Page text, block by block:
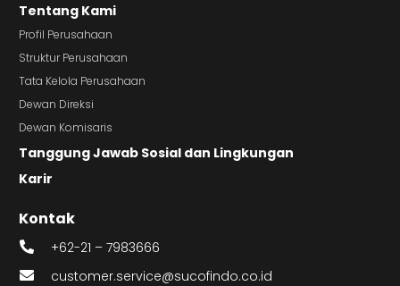
Tentang Kami
Profil Perusahaan
Struktur Perusahaan
Tata Kelola Perusahaan
Dewan Direksi
Dewan Komisaris
Tanggung Jawab Sosial dan Lingkungan
Karir
Kontak
+62-21 – 7983666
customer.service@sucofindo.co.id